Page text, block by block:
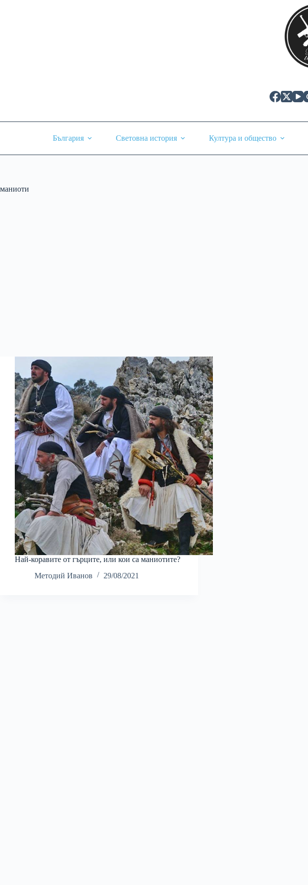
България Световна история Култура и общество
маниоти
Най-коравите от гърците, или кои са маниотите?
Методий Иванов
29/08/2021